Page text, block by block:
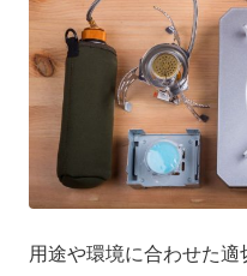
用途や環境に合わせた